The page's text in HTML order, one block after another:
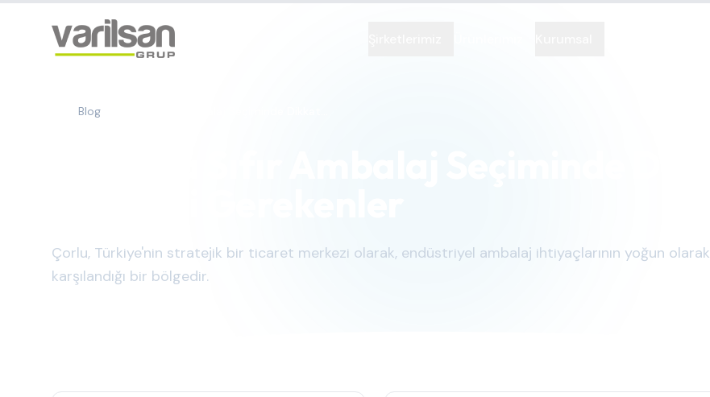
Blog
Çorlu, Türkiye'nin stratejik bir ticaret merkezi olarak, endüstriyel ambalaj ihtiyaçlarının yoğun olarak
karşılandığı bir bölgedir.